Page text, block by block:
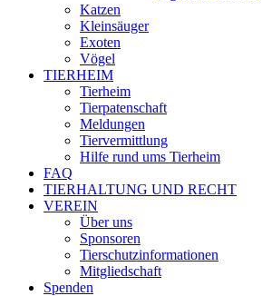
Katzen
Kleinsäuger
Exoten
Vögel
TIERHEIM
Tierheim
Tierpatenschaft
Meldungen
Tiervermittlung
Hilfe rund ums Tierheim
FAQ
TIERHALTUNG UND RECHT
VEREIN
Über uns
Sponsoren
Tierschutzinformationen
Mitgliedschaft
Spenden